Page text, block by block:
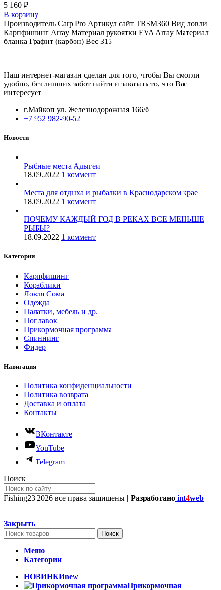
5 160 ₽
В корзину
Производитель Carp Pro Артикул сайт TRSM360 Вид ловли
Карпфишинг Array Материал рукоятки EVA Array Материал
бланка Графит (карбон) Вес 315
Наш интернет-магазин сделан для того, чтобы Вы смогли
удобно, без лишних забот найти и заказать то, что Вас
интересует
г.Майкоп ул. Железнодорожная 166/б
+7 952 982-90-52
Новости
Рыбные места Адыгеи
18.09.2022 1 коммент
Места для отдыха и рыбалки в Краснодарском крае
18.09.2022 1 коммент
ПОЧЕМУ КАЖДЫЙ ГОД В РЕКАХ ВСЕ МЕНЬШЕ
РЫБЫ?
18.09.2022 1 коммент
Категории
Карпфишинг
Кораблики
Ловля Сома
Одежда
Палатки, мебель и др.
Поплавок
Прикормочная программа
Спиннинг
Фидер
Навигация
Политика конфиденциальности
Политика возврата
Доставка и оплата
Контакты
ВКонтакте
YouTube
Telegram
Поиск
Fishing23 2026 все права защищены | Разработано int4web
Закрыть
Поиск
Меню
Категории
НОВИНКИnew
Прикормочная